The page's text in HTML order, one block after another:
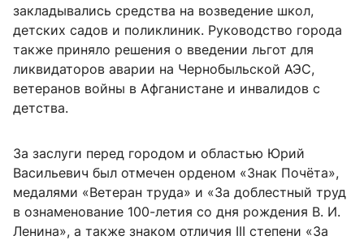
закладывались средства на возведение школ,
детских садов и поликлиник. Руководство города
также приняло решения о введении льгот для
ликвидаторов аварии на Чернобыльской АЭС,
ветеранов войны в Афганистане и инвалидов с
детства.
За заслуги перед городом и областью Юрий
Васильевич был отмечен орденом «Знак Почёта»,
медалями «Ветеран труда» и «За доблестный труд
в ознаменование 100-летия со дня рождения В. И.
Ленина», а также знаком отличия III степени «За